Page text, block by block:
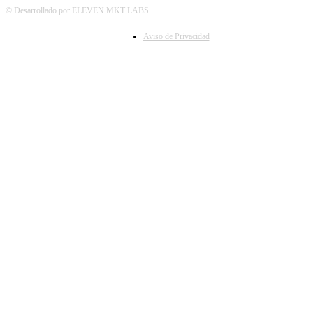
© Desarrollado por ELEVEN MKT LABS
Aviso de Privacidad